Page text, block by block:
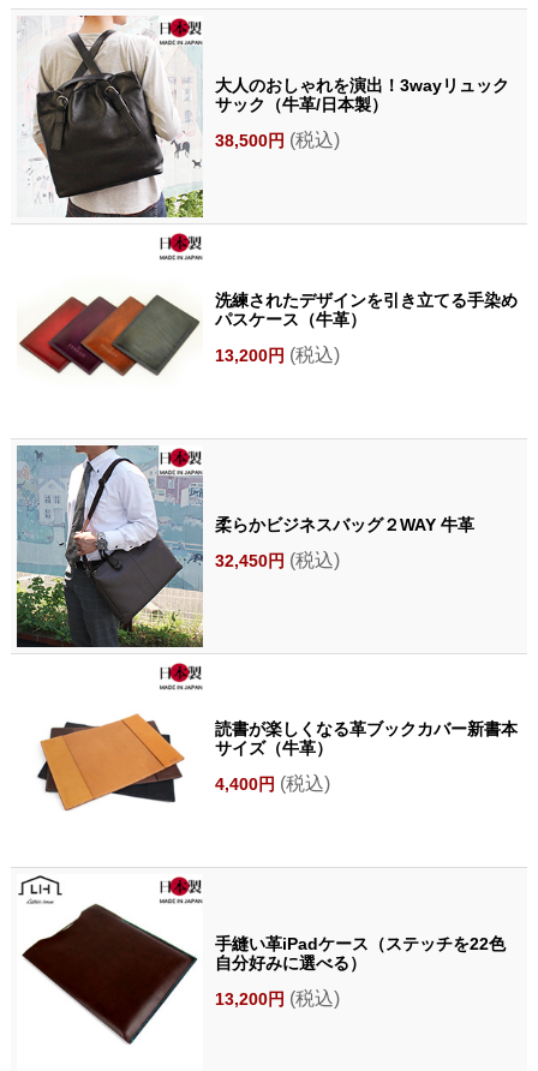
大人のおしゃれを演出！3wayリュック
サック（牛革/日本製）
38,500円 (税込)
洗練されたデザインを引き立てる手染め
パスケース（牛革）
13,200円 (税込)
柔らかビジネスバッグ２WAY 牛革
32,450円 (税込)
読書が楽しくなる革ブックカバー新書本
サイズ（牛革）
4,400円 (税込)
手縫い革iPadケース（ステッチを22色
自分好みに選べる）
13,200円 (税込)